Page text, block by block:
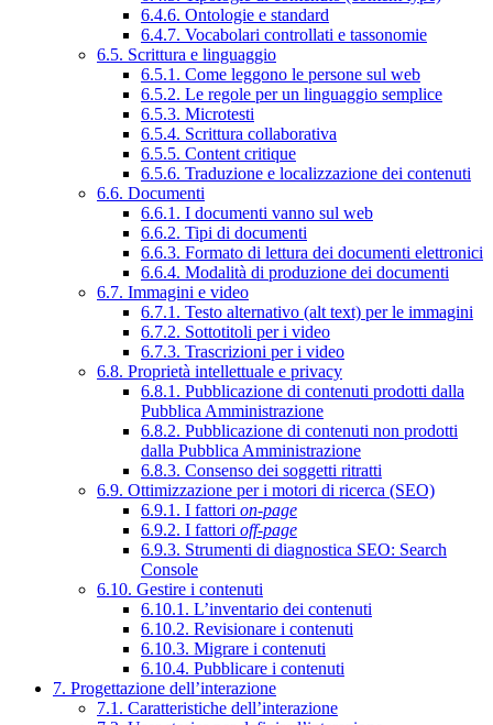
6.4.6. Ontologie e standard
6.4.7. Vocabolari controllati e tassonomie
6.5. Scrittura e linguaggio
6.5.1. Come leggono le persone sul web
6.5.2. Le regole per un linguaggio semplice
6.5.3. Microtesti
6.5.4. Scrittura collaborativa
6.5.5. Content critique
6.5.6. Traduzione e localizzazione dei contenuti
6.6. Documenti
6.6.1. I documenti vanno sul web
6.6.2. Tipi di documenti
6.6.3. Formato di lettura dei documenti elettronici
6.6.4. Modalità di produzione dei documenti
6.7. Immagini e video
6.7.1. Testo alternativo (alt text) per le immagini
6.7.2. Sottotitoli per i video
6.7.3. Trascrizioni per i video
6.8. Proprietà intellettuale e privacy
6.8.1. Pubblicazione di contenuti prodotti dalla
Pubblica Amministrazione
6.8.2. Pubblicazione di contenuti non prodotti
dalla Pubblica Amministrazione
6.8.3. Consenso dei soggetti ritratti
6.9. Ottimizzazione per i motori di ricerca (SEO)
6.9.1. I fattori on-page
6.9.2. I fattori off-page
6.9.3. Strumenti di diagnostica SEO: Search
Console
6.10. Gestire i contenuti
6.10.1. L’inventario dei contenuti
6.10.2. Revisionare i contenuti
6.10.3. Migrare i contenuti
6.10.4. Pubblicare i contenuti
7. Progettazione dell’interazione
7.1. Caratteristiche dell’interazione